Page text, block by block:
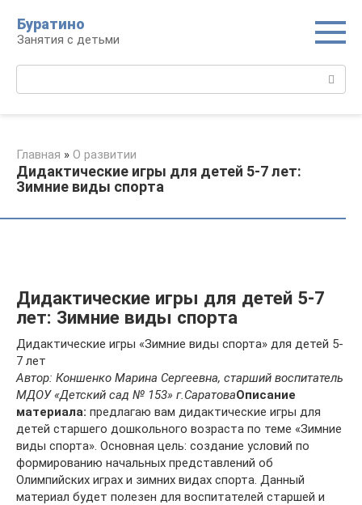
контенту
Буратино
Занятия с детьми
Главная » О развитии
Дидактические игры для детей 5-7 лет:
Зимние виды спорта
Дидактические игры для детей 5-7
лет: Зимние виды спорта
Дидактические игры «Зимние виды спорта» для детей 5-
7 лет
Автор: Коншенко Марина Сергеевна, старший воспитатель
МДОУ «Детский сад № 153» г.СаратоваОписание
материала: предлагаю вам дидактические игры для
детей старшего дошкольного возраста по теме «Зимние
виды спорта». Основная цель: создание условий по
формированию начальных представлений об
Олимпийских играх и зимних видах спорта. Данный
материал будет полезен для воспитателей старшей и